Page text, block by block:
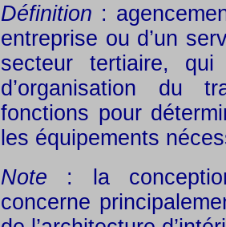
Définition :
entreprise ou d’un
secteur tertiaire,
d’organisation du
fonctions pour
les équipements
Note : la
concerne